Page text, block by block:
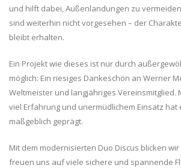
und hilft dabei, Außenlandungen zu
sind weiterhin nicht vorgesehen – der
bleibt erhalten.
Ein Projekt wie dieses ist nur durch
möglich: Ein riesiges Dankeschön an Werner
Weltmeister und langjähriges Vereinsmitglied.
viel Erfahrung und unermüdlichem Einsatz hat
maßgeblich geprägt.
Mit dem modernisierten Duo Discus blicken
freuen uns auf viele sichere und spannende